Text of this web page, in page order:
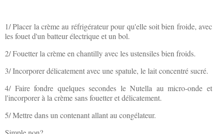
1/ Placer la crème au réfrigérateur pour qu'elle soit bien froide, avec
les fouet d'un batteur électrique et un bol.
2/ Fouetter la crème en chantilly avec les ustensiles bien froids.
3/ Incorporer délicatement avec une spatule, le lait concentré sucré.
4/ Faire fondre quelques secondes le Nutella au micro-onde et
l'incorporer à la crème sans fouetter et délicatement.
5/ Mettre dans un contenant allant au congélateur.